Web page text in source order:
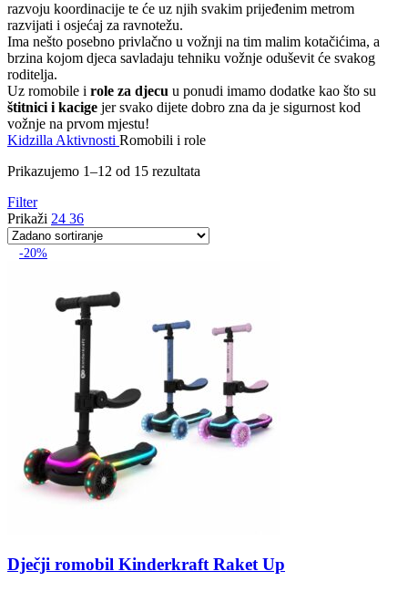
razvoju koordinacije te će uz njih svakim prijeđenim metrom
razvijati i osjećaj za ravnotežu.
Ima nešto posebno privlačno u vožnji na tim malim kotačićima, a
brzina kojom djeca savladaju tehniku vožnje oduševit će svakog
roditelja.
Uz romobile i role za djecu u ponudi imamo dodatke kao što su
štitnici i kacige jer svako dijete dobro zna da je sigurnost kod
vožnje na prvom mjestu!
Kidzilla Aktivnosti Romobili i role
Prikazujemo 1–12 od 15 rezultata
Filter
Prikaži 24 36
-20%
Dječji romobil Kinderkraft Raket Up